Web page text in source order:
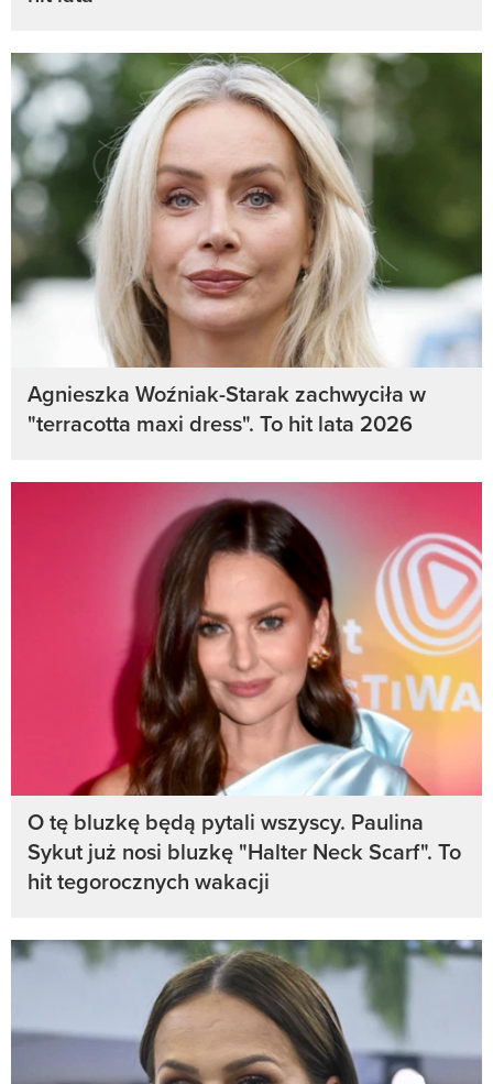
Agnieszka Woźniak-Starak zachwyciła w
"terracotta maxi dress". To hit lata 2026
O tę bluzkę będą pytali wszyscy. Paulina
Sykut już nosi bluzkę "Halter Neck Scarf". To
hit tegorocznych wakacji